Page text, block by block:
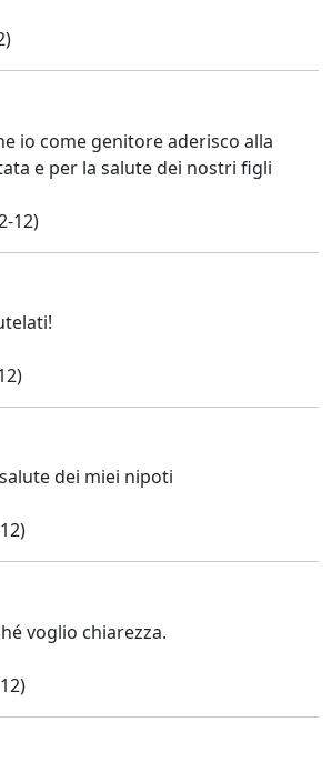
io come genitore aderisco alla
e per la salute dei nostri figli
12)
dei miei nipoti
voglio chiarezza.